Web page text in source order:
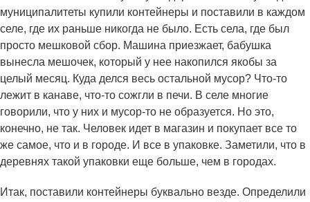
муниципалитеты купили контейнеры и поставили в каждом
селе, где их раньше никогда не было. Есть села, где был
просто мешковой сбор. Машина приезжает, бабушка
вынесла мешочек, который у нее накопился якобы за
целый месяц. Куда делся весь остальной мусор? Что-то
лежит в канаве, что-то сожгли в печи. В селе многие
говорили, что у них и мусор-то не образуется. Но это,
конечно, не так. Человек идет в магазин и покупает все то
же самое, что и в городе. И все в упаковке. Заметили, что в
деревнях такой упаковки еще больше, чем в городах.
Итак, поставили контейнеры буквально везде. Определили